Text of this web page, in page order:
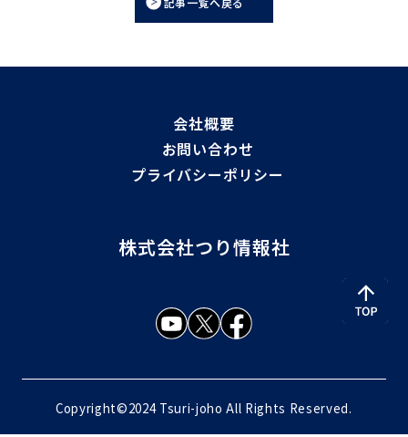
会社概要
お問い合わせ
プライバシーポリシー
株式会社つり情報社
Copyright©2024 Tsuri-joho All Rights Reserved.